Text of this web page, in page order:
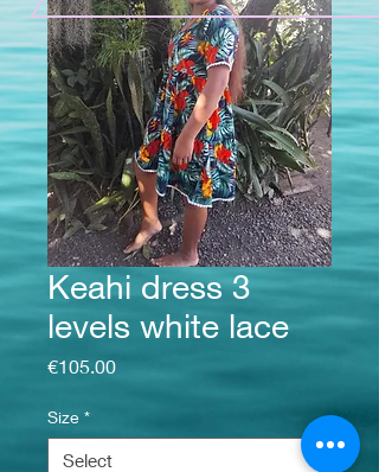
Keahi dress 3
levels white lace
€105.00Price
Size *